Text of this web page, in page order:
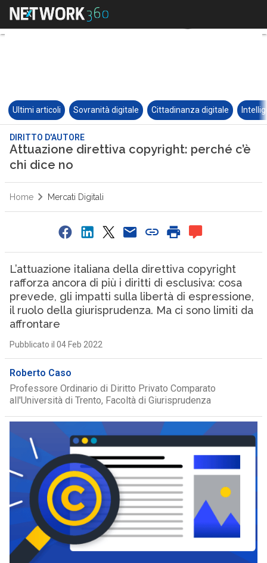
Ultimi articoli Sovranità digitale Cittadinanza digitale
DIRITTO D'AUTORE
Attuazione direttiva copyright: perché c’è
chi dice no
Home Mercati Digitali
L’attuazione italiana della direttiva copyright
rafforza ancora di più i diritti di esclusiva: cosa
prevede, gli impatti sulla libertà di espressione,
il ruolo della giurisprudenza. Ma ci sono limiti da
affrontare
Pubblicato il 04 Feb 2022
Roberto Caso
Professore Ordinario di Diritto Privato Comparato
all'Università di Trento, Facoltà di Giurisprudenza